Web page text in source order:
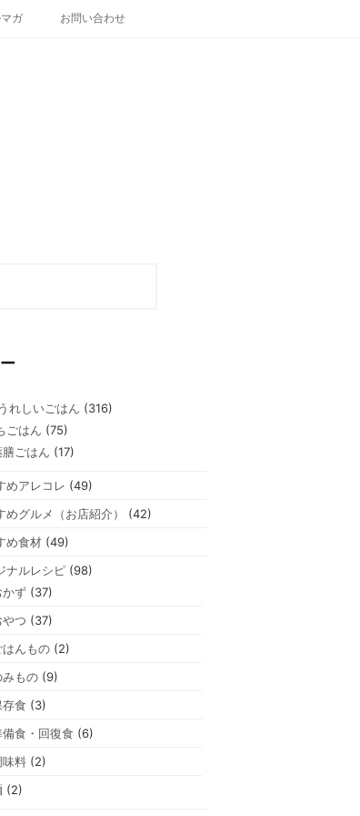
ガ お問い合わせ
れしいごはん (316)
ごはん (75)
膳ごはん (17)
めアレコレ (49)
めグルメ（お店紹介）
(42)
め食材(49)
ナルレシピ(98)
かず(37)
やつ (37)
はんもの(2)
みもの(9)
存食 (3)
備食・回復食 (6)
味料(2)
(2)